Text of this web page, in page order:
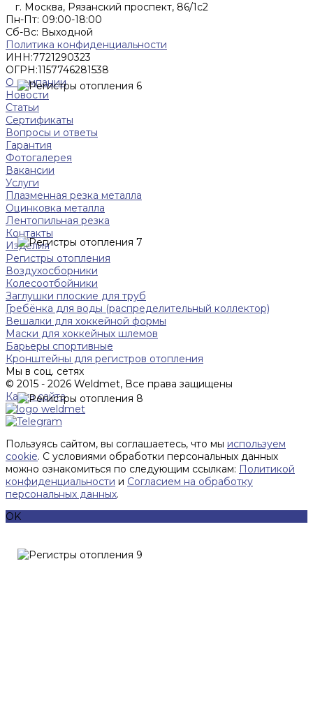
г. Москва, Рязанский проспект, 86/1с2
Пн-Пт: 09:00-18:00
Cб-Вс: Выходной
Политика конфиденциальности
ИНН:7721290323
ОГРН:1157746281538
О компании
Новости
Статьи
Сертификаты
Вопросы и ответы
Гарантия
Фотогалерея
Вакансии
Услуги
Плазменная резка металла
Оцинковка металла
Лентопильная резка
Контакты
Изделия
Регистры отопления
Воздухосборники
Колесоотбойники
Заглушки плоские для труб
Гребёнка для воды (распределительный коллектор)
Вешалки для хоккейной формы
Маски для хоккейных шлемов
Барьеры спортивные
Кронштейны для регистров отопления
Мы в соц. сетях
© 2015 - 2026 Weldmet, Все права защищены
Карта сайта
Пользуясь сайтом, вы соглашаетесь, что мы используем
cookie. С условиями обработки персональных данных
можно ознакомиться по следующим ссылкам: Политикой
конфиденциальности и Согласием на обработку
персональных данных.
OK